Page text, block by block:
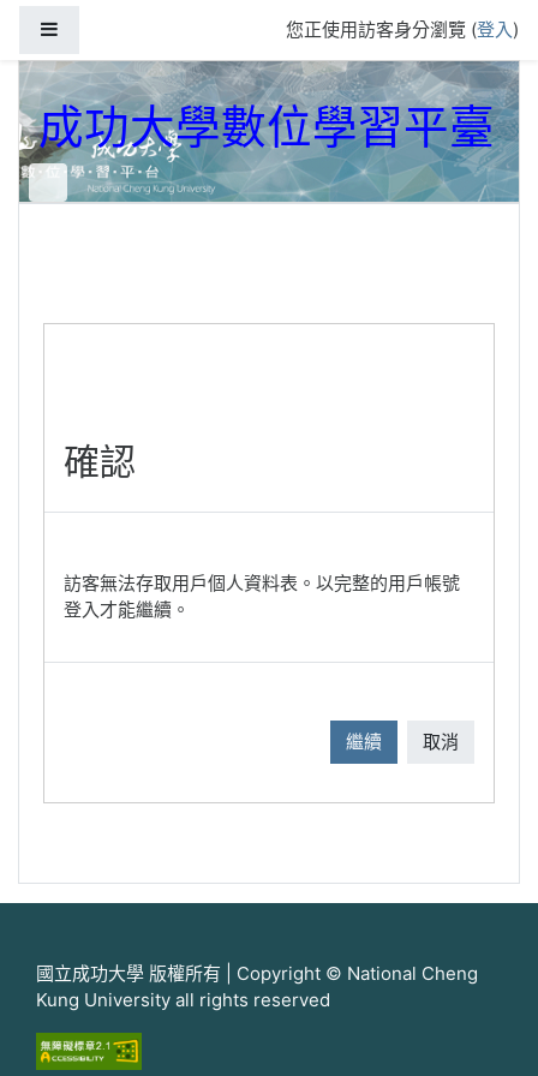
您正使用訪客身分瀏覽 (登入)
成功大學數位學習平臺
確認
訪客無法存取用戶個人資料表。以完整的用戶帳號
登入才能繼續。
繼續 取消
國立成功大學 版權所有 | Copyright © National Cheng
Kung University all rights reserved